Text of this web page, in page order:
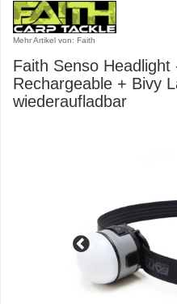
Mehr Artikel von: Faith
Faith Senso Headlight
Rechargeable + Bivy
wiederaufladbar